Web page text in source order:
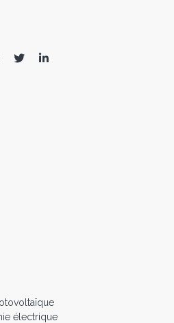
électrique